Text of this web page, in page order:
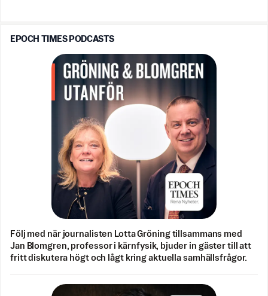
EPOCH TIMES PODCASTS
Följ med när journalisten Lotta Gröning tillsammans med
Jan Blomgren, professor i kärnfysik, bjuder in gäster till att
fritt diskutera högt och lågt kring aktuella samhällsfrågor.